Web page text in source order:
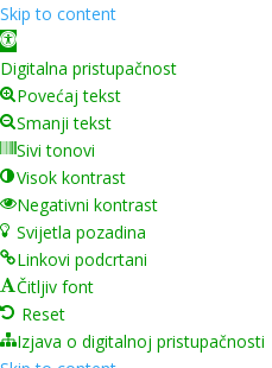
Skip to content
Open toolbar
Digitalna pristupačnost
Povećaj tekst
Smanji tekst
Sivi tonovi
Visok kontrast
Negativni kontrast
Svijetla pozadina
Linkovi podcrtani
Čitljiv font
Reset
Izjava o digitalnoj pristupačnosti